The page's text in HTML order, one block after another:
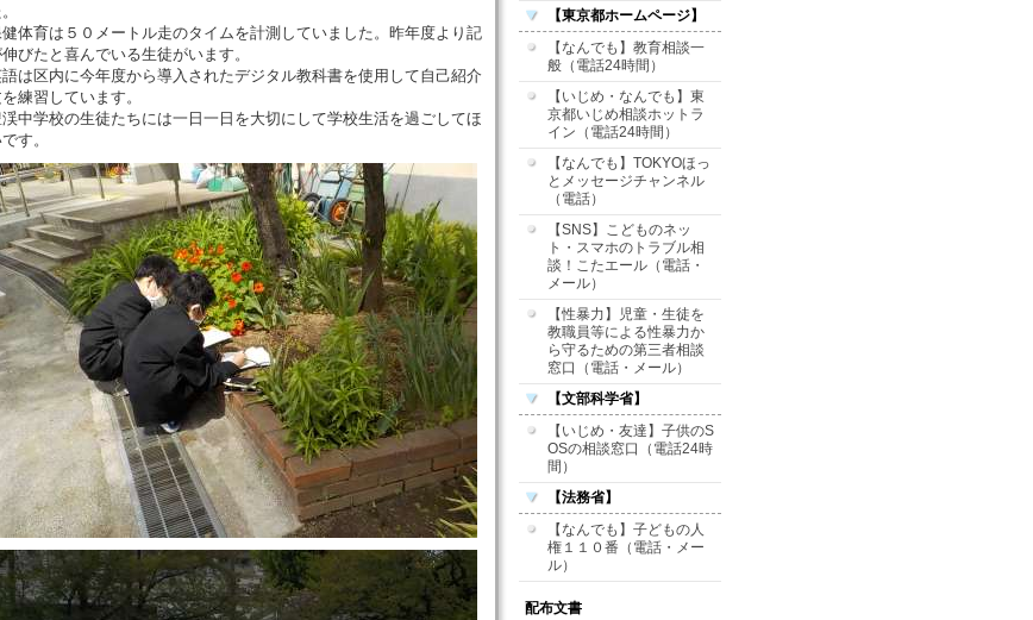
体育は５０メートル走のタイムを計測していました。昨年度より記
びたと喜んでいる生徒がいます。
は区内に今年度から導入されたデジタル教科書を使用して自己紹介
練習しています。
中学校の生徒たちには一日一日を大切にして学校生活を過ごしてほ
す。
【東京都ホームページ】
【なんでも】教育相談一
般（電話24時間）
【いじめ・なんでも】東
京都いじめ相談ホットラ
イン（電話24時間）
【なんでも】TOKYOほっ
とメッセージチャンネル
（電話）
【SNS】こどものネッ
ト・スマホのトラブル相
談！こたエール（電話・
メール）
【性暴力】児童・生徒を
教職員等による性暴力か
ら守るための第三者相談
窓口（電話・メール）
【文部科学省】
【いじめ・友達】子供のS
OSの相談窓口（電話24時
間）
【法務省】
【なんでも】子どもの人
権１１０番（電話・メー
ル）
配布文書